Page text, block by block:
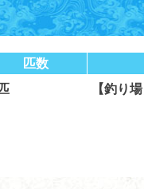
匹数
【釣り